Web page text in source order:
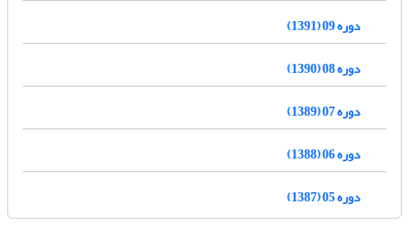
دوره 09 (1391)
دوره 08 (1390)
دوره 07 (1389)
دوره 06 (1388)
دوره 05 (1387)